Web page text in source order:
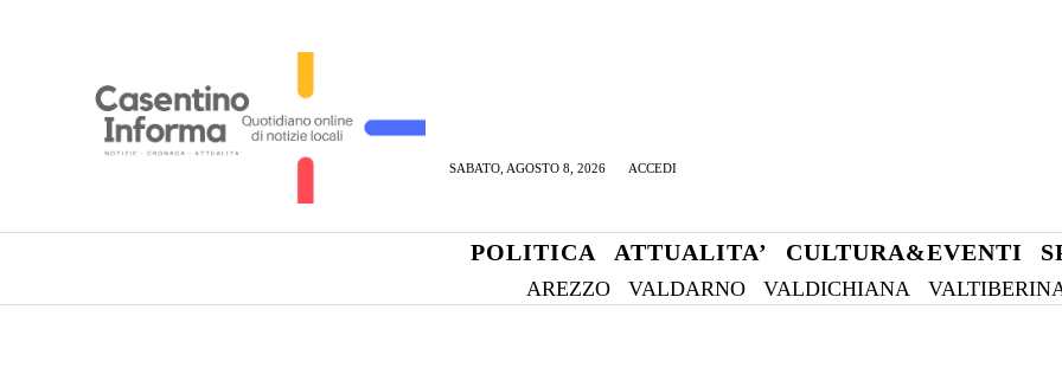
SABATO, AGOSTO 8, 2026 ACCEDI
POLITICA ATTUALITA’ CULTURA&EVENTI
AREZZO VALDARNO VALDICHIANA